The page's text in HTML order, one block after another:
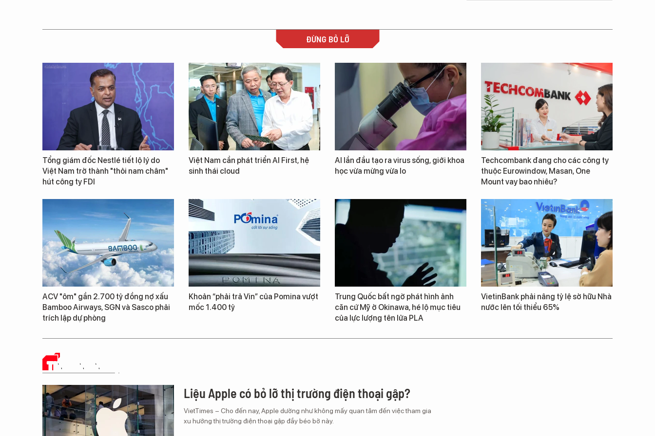
ĐỪNG BỎ LỠ
Tổng giám đốc Nestlé tiết lộ lý do
Việt Nam trở thành "thỏi nam châm"
hút công ty FDI
Việt Nam cần phát triển AI First, hệ
sinh thái cloud
AI lần đầu tạo ra virus sống, giới khoa
học vừa mừng vừa lo
Techcombank đang cho các công ty
thuộc Eurowindow, Masan, One
Mount vay bao nhiêu?
ACV "ôm" gần 2.700 tỷ đồng nợ xấu
Bamboo Airways, SGN và Sasco phải
trích lập dự phòng
Khoản “phải trả Vin” của Pomina vượt
mốc 1.400 tỷ
Trung Quốc bất ngờ phát hình ảnh
căn cứ Mỹ ở Okinawa, hé lộ mục tiêu
của lực lượng tên lửa PLA
VietinBank phải nâng tỷ lệ sở hữu Nhà
nước lên tối thiểu 65%
TIN CÔNG NGHỆ
Liệu Apple có bỏ lỡ thị trường điện thoại gập?
VietTimes – Cho đến nay, Apple dường như không mấy quan tâm đến việc tham gia
xu hướng thị trường điện thoại gập đầy béo bở này.